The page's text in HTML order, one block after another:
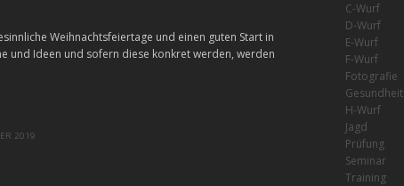
Weihnachtsfeiertage und einen guten Start in
und Ideen und sofern diese konkret werden, werden
2019
C-Wurf
D-Wurf
E-Wurf
F-Wurf
Fotografie
Gesundheit
H-Wurf
Jagd
Prüfung
Seminar
Training